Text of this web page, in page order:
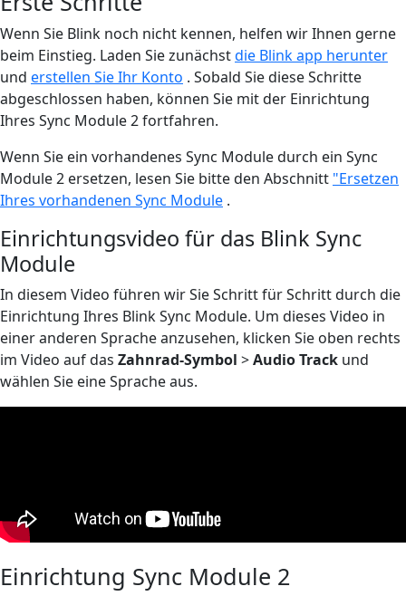
Wenn Sie Blink noch nicht kennen, helfen wir Ihnen gerne
beim Einstieg. Laden Sie zunächstdie Blink app herunter
und erstellen Sie Ihr Konto . Sobald Sie diese Schritte
abgeschlossen haben, können Sie mit der Einrichtung
Ihres Sync Module 2 fortfahren.
Wenn Sie ein vorhandenes Sync Module durch ein Sync
Module 2 ersetzen, lesen Sie bitte den Abschnitt "Ersetzen
Ihres vorhandenen Sync Module .
Einrichtungsvideo für das Blink Sync
Module
In diesem Video führen wir Sie Schritt für Schritt durch die
Einrichtung Ihres Blink Sync Module. Um dieses Video in
einer anderen Sprache anzusehen, klicken Sie oben rechts
im Video auf das Zahnrad-Symbol >Audio Track und
wählen Sie eine Sprache aus.
Einrichtung Sync Module 2